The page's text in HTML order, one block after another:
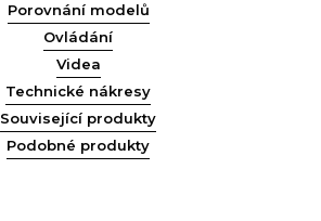
Porovnání modelů
Ovládání
Videa
Technické nákresy
Související produkty
Podobné produkty